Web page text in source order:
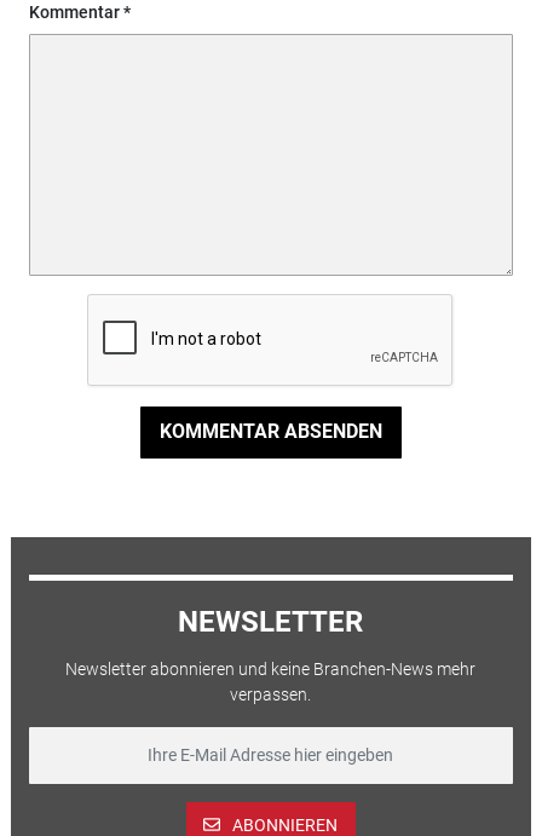
Kommentar
KOMMENTAR ABSENDEN
NEWSLETTER
Newsletter abonnieren und keine Branchen-News mehr
verpassen.
ABONNIEREN